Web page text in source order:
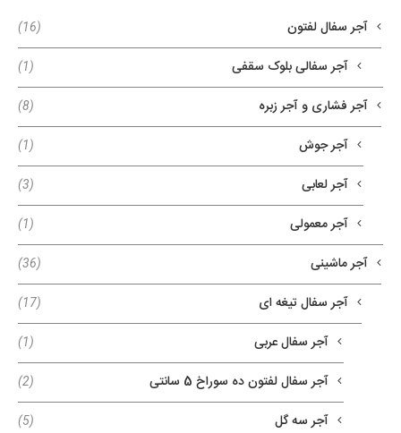
آجر سفال لفتون (16)
آجر سفالی بلوک سقفی (1)
آجر فشاری و آجر زبره (8)
آجر جوش (1)
آجر لعابی (3)
آجر معمولی (1)
آجر ماشینی (36)
آجر سفال تیغه ای (17)
آجر سفال عربی (1)
آجر سفال لفتون ده سوراخ 5 سانتی (2)
آجر سه گل (5)